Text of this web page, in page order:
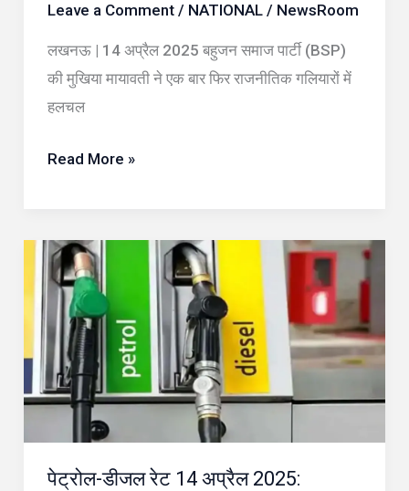
Leave a Comment / NATIONAL/ NewsRoom
लखनऊ | 14 अप्रैल 2025 बहुजन समाज पार्टी (BSP)
की मुखिया मायावती ने एक बार फिर राजनीतिक गलियारों में
हलचल
–
लेकिन
ससुर
अशोक
पर
Read More »
पेट्रोल-डीजल रेट 14 अप्रैल 2025:
पेट्रोल-
डीजल
रेट
14
अप्रैल
2025:
अंबेडकर
पर